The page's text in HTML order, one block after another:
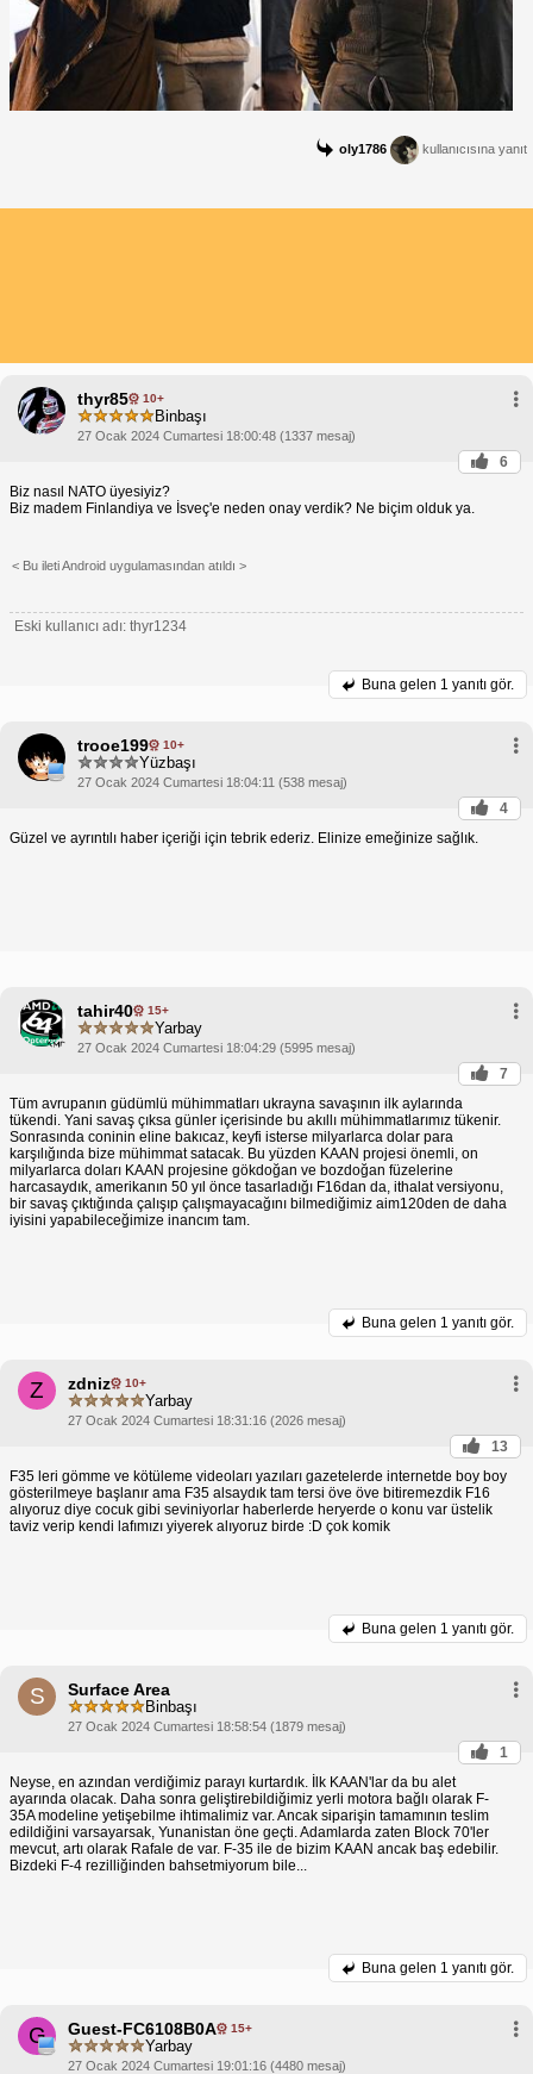
oly1786 kullanıcısına yanıt
thyr85 10+
Binbaşı
27 Ocak 2024 Cumartesi 18:00:48 (1337 mesaj)
6
Biz nasıl NATO üyesiyiz?
Biz madem Finlandiya ve İsveç'e neden onay verdik? Ne biçim olduk ya.
< Bu ileti Android uygulamasından atıldı >
Eski kullanıcı adı: thyr1234
Buna gelen 1 yanıtı gör.
trooe199 10+
Yüzbaşı
27 Ocak 2024 Cumartesi 18:04:11 (538 mesaj)
4
Güzel ve ayrıntılı haber içeriği için tebrik ederiz. Elinize emeğinize sağlık.
tahir40 15+
Yarbay
27 Ocak 2024 Cumartesi 18:04:29 (5995 mesaj)
7
Tüm avrupanın güdümlü mühimmatları ukrayna savaşının ilk aylarında
tükendi. Yani savaş çıksa günler içerisinde bu akıllı mühimmatlarımız tükenir.
Sonrasında coninin eline bakıcaz, keyfi isterse milyarlarca dolar para
karşılığında bize mühimmat satacak. Bu yüzden KAAN projesi önemli, on
milyarlarca doları KAAN projesine gökdoğan ve bozdoğan füzelerine
harcasaydık, amerikanın 50 yıl önce tasarladığı F16dan da, ithalat versiyonu,
bir savaş çıktığında çalışıp çalışmayacağını bilmediğimiz aim120den de daha
iyisini yapabileceğimize inancım tam.
Buna gelen 1 yanıtı gör.
Z zdniz 10+
Yarbay
27 Ocak 2024 Cumartesi 18:31:16 (2026 mesaj)
13
F35 leri gömme ve kötüleme videoları yazıları gazetelerde internetde boy boy
gösterilmeye başlanır ama F35 alsaydık tam tersi öve öve bitiremezdik F16
alıyoruz diye cocuk gibi seviniyorlar haberlerde heryerde o konu var üstelik
taviz verip kendi lafımızı yiyerek alıyoruz birde :D çok komik
Buna gelen 1 yanıtı gör.
S Surface Area
Binbaşı
27 Ocak 2024 Cumartesi 18:58:54 (1879 mesaj)
1
Neyse, en azından verdiğimiz parayı kurtardık. İlk KAAN'lar da bu alet
ayarında olacak. Daha sonra geliştirebildiğimiz yerli motora bağlı olarak F-
35A modeline yetişebilme ihtimalimiz var. Ancak siparişin tamamının teslim
edildiğini varsayarsak, Yunanistan öne geçti. Adamlarda zaten Block 70'ler
mevcut, artı olarak Rafale de var. F-35 ile de bizim KAAN ancak baş edebilir.
Bizdeki F-4 rezilliğinden bahsetmiyorum bile...
Buna gelen 1 yanıtı gör.
G Guest-FC6108B0A 15+
Yarbay
27 Ocak 2024 Cumartesi 19:01:16 (4480 mesaj)